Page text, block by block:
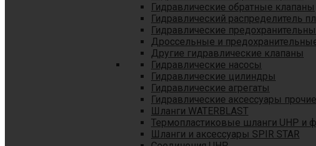
Гидравлические обратные клапаны
Гидравлический распределитель
Гидравлические
Дроссельные и
Другие гидравлические клапаны
Гидравлические насосы
Гидравлические цилиндры
Гидравлические агрегаты
Гидравлические аксессуары прочие
Шланги WATERBLAST
Термопластиковые шланги UHP и
Шланги и аксессуары SPIR STAR